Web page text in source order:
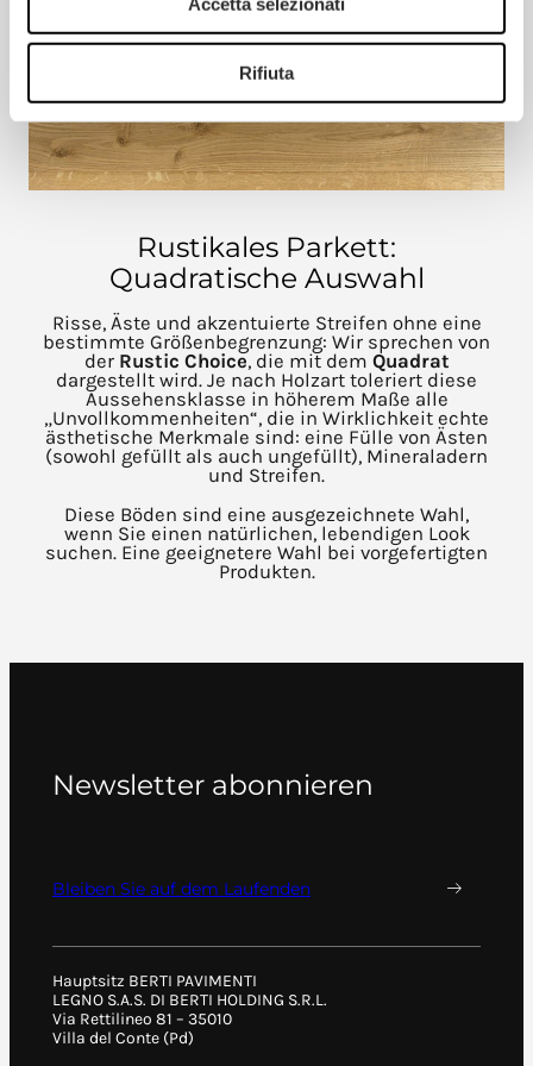
Rifiuta
Rustikales Parkett:
Quadratische Auswahl
Risse, Äste und akzentuierte Streifen ohne eine
bestimmte Größenbegrenzung: Wir sprechen von
der Rustic Choice, die mit dem Quadrat
dargestellt wird. Je nach Holzart toleriert diese
Aussehensklasse in höherem Maße alle
„Unvollkommenheiten“, die in Wirklichkeit echte
ästhetische Merkmale sind: eine Fülle von Ästen
(sowohl gefüllt als auch ungefüllt), Mineraladern
und Streifen.
Diese Böden sind eine ausgezeichnete Wahl,
wenn Sie einen natürlichen, lebendigen Look
suchen. Eine geeignetere Wahl bei vorgefertigten
Produkten.
Newsletter abonnieren
Bleiben Sie auf dem Laufenden
Hauptsitz BERTI PAVIMENTI
LEGNO S.A.S. DI BERTI HOLDING S.R.L.
Via Rettilineo 81 – 35010
Villa del Conte (Pd)